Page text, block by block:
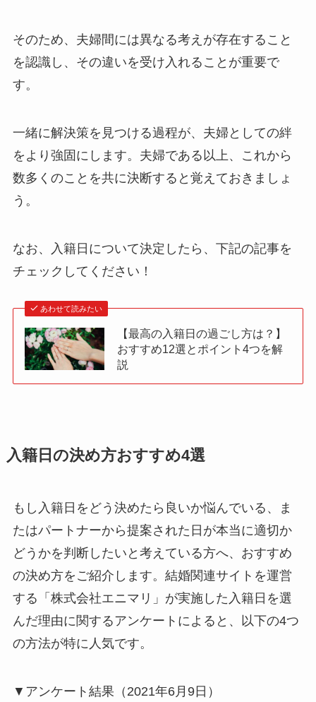
そのため、夫婦間には異なる考えが存在すること
を認識し、その違いを受け入れることが重要で
す。
一緒に解決策を見つける過程が、夫婦としての絆
をより強固にします。夫婦である以上、これから
数多くのことを共に決断すると覚えておきましょ
う。
なお、入籍日について決定したら、下記の記事を
チェックしてください！
あわせて読みたい
【最高の入籍日の過ごし方は？】
おすすめ12選とポイント4つを解
説
入籍日の決め方おすすめ4選
もし入籍日をどう決めたら良いか悩んでいる、ま
たはパートナーから提案された日が本当に適切か
どうかを判断したいと考えている方へ、おすすめ
の決め方をご紹介します。結婚関連サイトを運営
する「株式会社エニマリ」が実施した入籍日を選
んだ理由に関するアンケートによると、以下の4つ
の方法が特に人気です。
▼アンケート結果（2021年6月9日）